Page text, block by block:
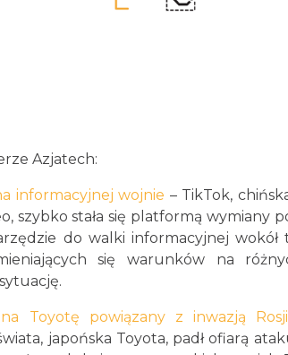
Azjatech:
informacyjnej wojnie – TikTok,
szybko stała się platformą wymiany
do walki informacyjnej wokół
się warunków na
Toyotę powiązany z inwazją
japońska Toyota, padł ofiarą